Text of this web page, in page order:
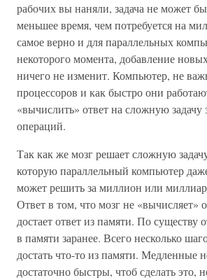
рабочих вы наняли, задача не может
меньшее время, чем потребуется на
самое верно и для параллельных
некоторого момента, добавление
ничего не изменит. Компьютер, не
процессоров и как быстро они
«вычислить» ответ на сложную задачу
операций.
Так как же мозг решает сложную
которую параллельный компьютер
может решить за миллион или
Ответ в том, что мозг не «вычисляет»
достает ответ из памяти. По существу
в памяти заранее. Всего несколько
достать что-то из памяти. Медленные
достаточно быстры, чтоб сделать это,